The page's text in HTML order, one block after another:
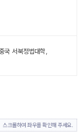
국 서북정법대학,
스크롤하여 좌우를 확인해 주세요.